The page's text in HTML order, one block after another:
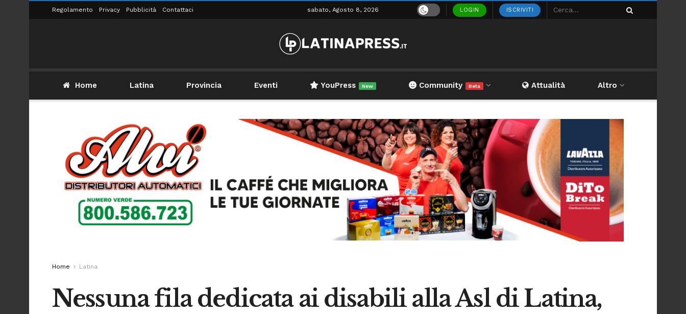
Regolamento Privacy Pubblicità Contattaci sabato, Agosto 8, 2026 LOGIN ISCRIVITI
Home Latina Provincia Eventi YouPress New Community Beta Attualità Altro
Home Latina
Nessuna fila dedicata ai disabili alla Asl di Latina,